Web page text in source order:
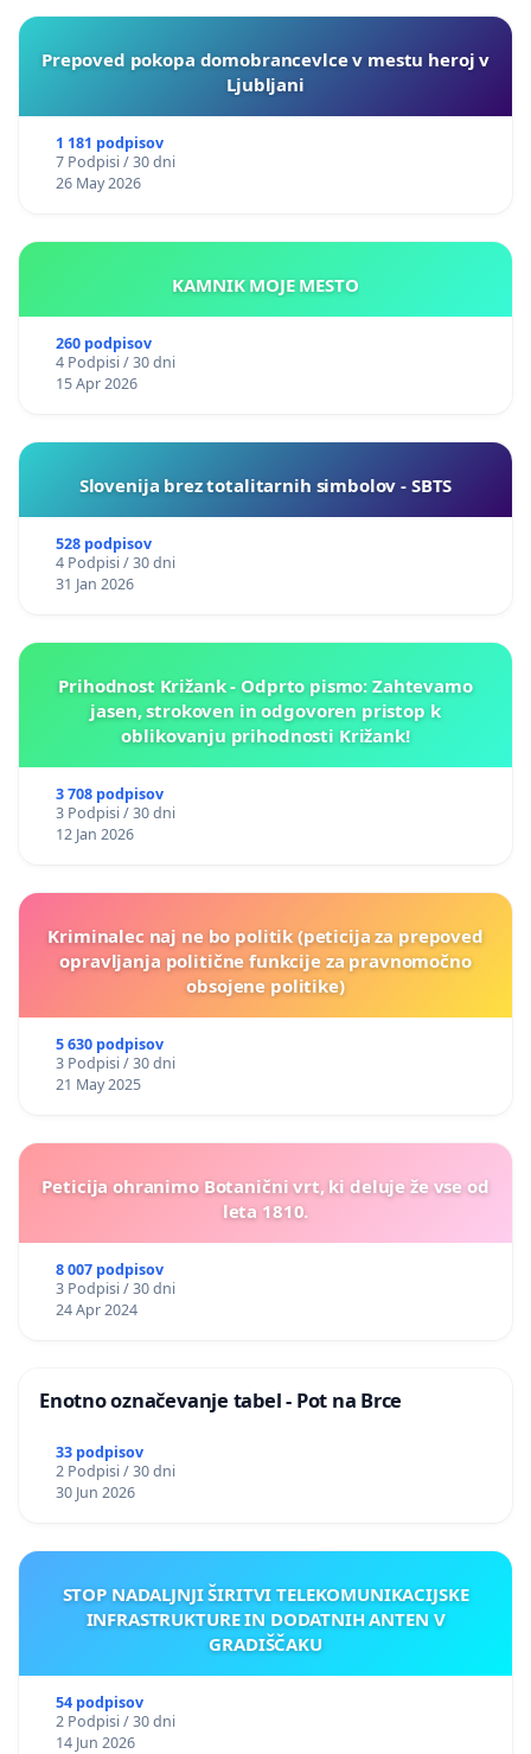
Prepoved pokopa domobrancevlce v mestu heroj v
Ljubljani
1 181 podpisov
7 Podpisi / 30 dni
26 May 2026
KAMNIK MOJE MESTO
260 podpisov
4 Podpisi / 30 dni
15 Apr 2026
Slovenija brez totalitarnih simbolov - SBTS
528 podpisov
4 Podpisi / 30 dni
31 Jan 2026
Prihodnost Križank - Odprto pismo: Zahtevamo
jasen, strokoven in odgovoren pristop k
oblikovanju prihodnosti Križank!
3 708 podpisov
3 Podpisi / 30 dni
12 Jan 2026
Kriminalec naj ne bo politik (peticija za prepoved
opravljanja politične funkcije za pravnomočno
obsojene politike)
5 630 podpisov
3 Podpisi / 30 dni
21 May 2025
Peticija ohranimo Botanični vrt, ki deluje že vse od
leta 1810.
8 007 podpisov
3 Podpisi / 30 dni
24 Apr 2024
Enotno označevanje tabel - Pot na Brce
33 podpisov
2 Podpisi / 30 dni
30 Jun 2026
STOP NADALJNJI ŠIRITVI TELEKOMUNIKACIJSKE
INFRASTRUKTURE IN DODATNIH ANTEN V
GRADIŠČAKU
54 podpisov
2 Podpisi / 30 dni
14 Jun 2026